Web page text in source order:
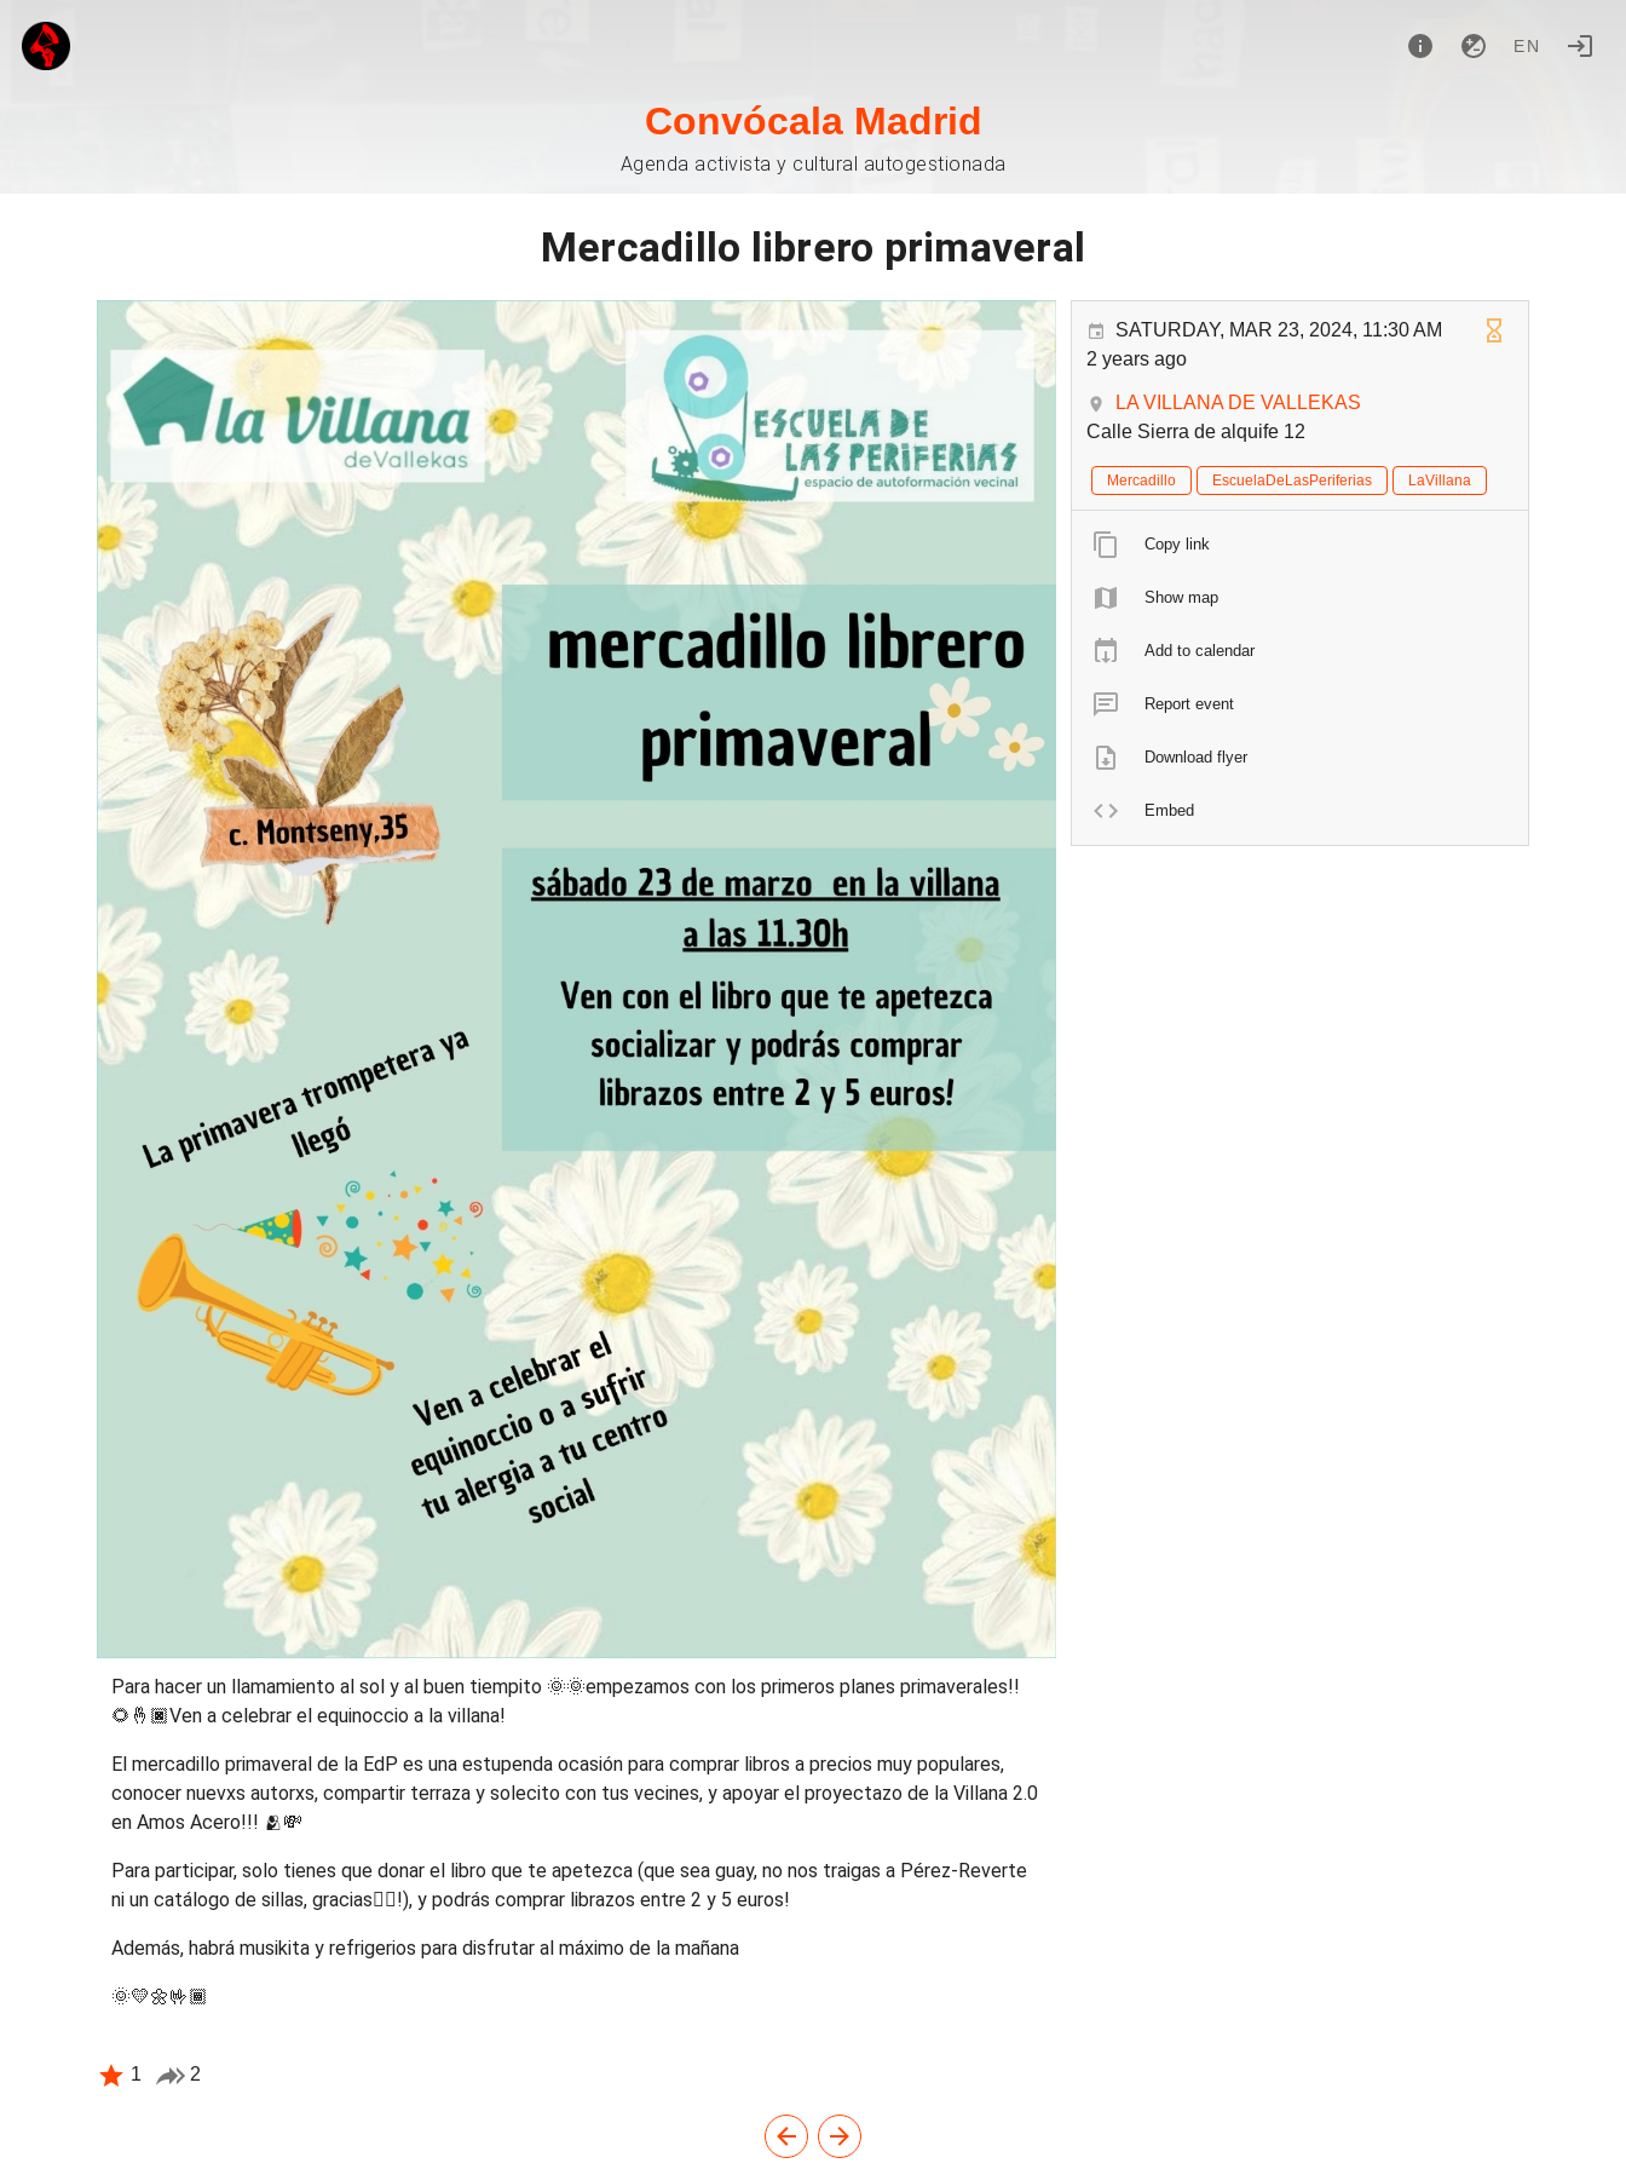
EN
Convócala Madrid
Agenda activista y cultural autogestionada
Mercadillo librero primaveral
Para hacer un llamamiento al sol y al buen tiempito 🌞🌞empezamos con los primeros planes primaverales!!
🌻🤞🏿Ven a celebrar el equinoccio a la villana!
El mercadillo primaveral de la EdP es una estupenda ocasión para comprar libros a precios muy populares,
conocer nuevxs autorxs, compartir terraza y solecito con tus vecines, y apoyar el proyectazo de la Villana 2.0
en Amos Acero!!! 🫂💸
Para participar, solo tienes que donar el libro que te apetezca (que sea guay, no nos traigas a Pérez-Reverte
ni un catálogo de sillas, gracias😵‍💫!), y podrás comprar librazos entre 2 y 5 euros!
Además, habrá musikita y refrigerios para disfrutar al máximo de la mañana
🌞💛🌼🤟🏾
SATURDAY, MAR 23, 2024, 11:30 AM
2 years ago
LA VILLANA DE VALLEKAS
Calle Sierra de alquife 12
Mercadillo EscuelaDeLasPeriferias LaVillana
Copy link
Show map
Add to calendar
Report event
Download flyer
Embed
1 2